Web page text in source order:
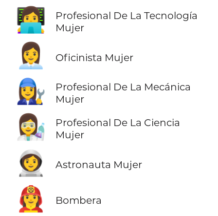
👩‍💻
Profesional De La Tecnología
Mujer
👩‍💼 Oficinista Mujer
👩‍🔧
Profesional De La Mecánica
Mujer
👩‍🔬
Profesional De La Ciencia
Mujer
👩‍🚀 Astronauta Mujer
👩‍🚒 Bombera